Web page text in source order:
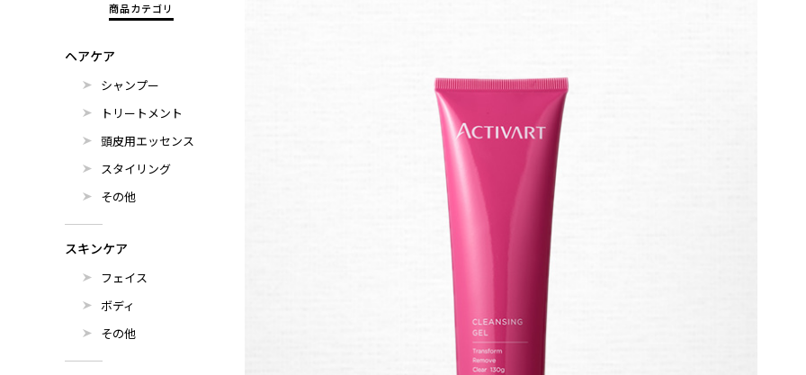
商品カテゴリ
ヘアケア
シャンプー
トリートメント
頭皮用エッセンス
スタイリング
その他
スキンケア
フェイス
ボディ
その他